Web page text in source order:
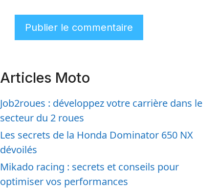
Articles Moto
Job2roues : développez votre carrière dans le
secteur du 2 roues
Les secrets de la Honda Dominator 650 NX
dévoilés
Mikado racing : secrets et conseils pour
optimiser vos performances